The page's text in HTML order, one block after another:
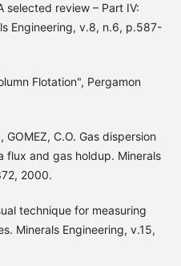
selected review – Part IV:
Engineering, v.8, n.6, p.587-
Flotation", Pergamon
GOMEZ, C.O. Gas dispersion
flux and gas holdup. Minerals
2000.
technique for measuring
Minerals Engineering, v.15,